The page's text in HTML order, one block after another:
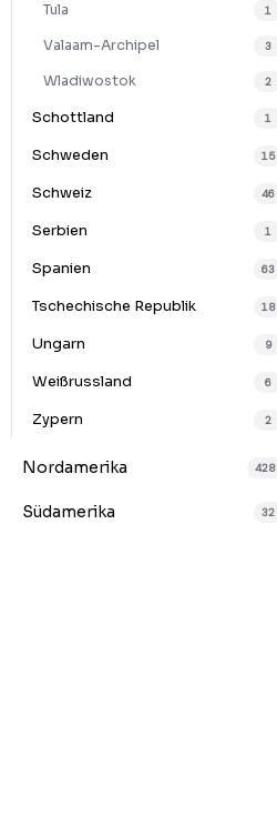
Tula 1
Valaam-Archipel 3
Wladiwostok 2
Schottland 1
Schweden 15
Schweiz 46
Serbien 1
Spanien 63
Tschechische Republik 18
Ungarn 9
Weißrussland 6
Zypern 2
Nordamerika 428
Südamerika 32